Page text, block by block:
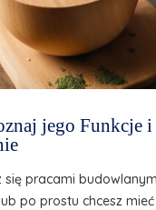
jego Funkcje i
się pracami
po prostu chcesz